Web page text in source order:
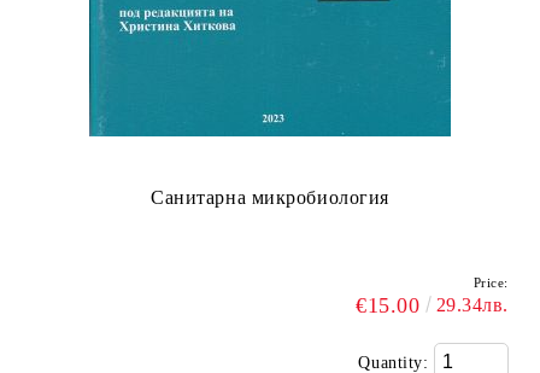
Санитарна микробиология
Price:
€15.00 29.34лв.
Quantity: